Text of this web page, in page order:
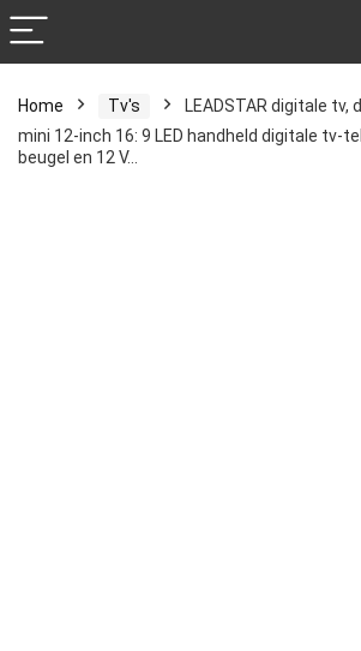
Home Tv's
LEADSTAR digitale tv,
mini 12-inch 16: 9 LED handheld digitale tv-
beugel en 12 V…